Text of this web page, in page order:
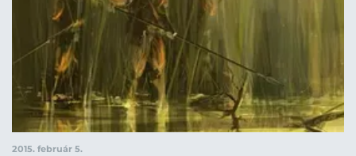
2015. február 5.